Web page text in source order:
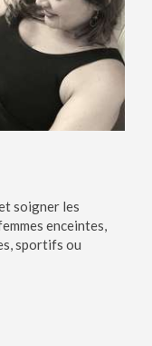
soigner les
enceintes,
sportifs ou